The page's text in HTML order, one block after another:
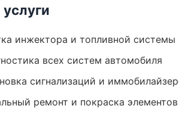
инжектора и топливной системы
всех систем автомобиля
сигнализаций и
ремонт и покраска элементов